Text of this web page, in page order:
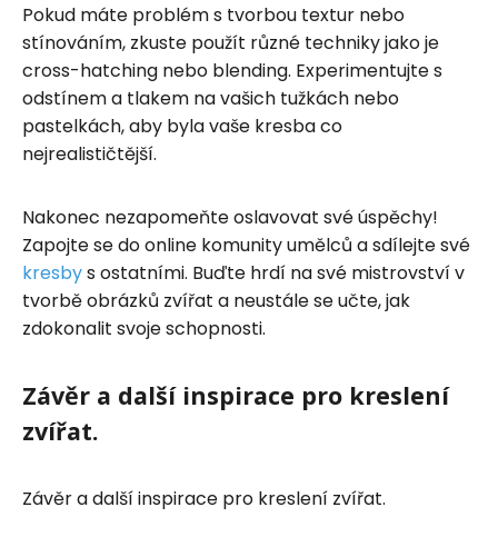
Pokud máte problém s tvorbou textur nebo
stínováním, zkuste použít různé techniky jako je
cross-hatching nebo blending. Experimentujte s
odstínem a tlakem na vašich tužkách nebo
pastelkách, aby byla vaše kresba co
nejrealističtější.
Nakonec nezapomeňte oslavovat své úspěchy!
Zapojte se do online komunity umělců a sdílejte své
kresbys ostatními. Buďte hrdí na své mistrovství v
tvorbě obrázků zvířat a neustále se učte, jak
zdokonalit svoje schopnosti.
Závěr a další inspirace pro kreslení
zvířat.
Závěr a další inspirace pro kreslení zvířat.